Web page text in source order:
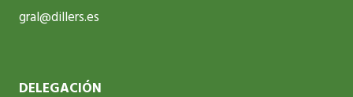
gral@dillers.es
DELEGACIÓN